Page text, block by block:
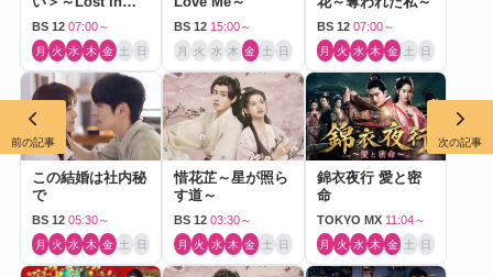
Love～
BS 12 07:00～
月 火 水 木 金 土 日
BS 12 15:00～
月 火 水 木 金 土 日
BS 12 07:00～
月 火 水 木 金 土 日
この結婚は社内秘
で
BS 12 05:30～
月 火 水 木 金 土 日
惜花芷～星が照ら
す道～
BS 12 03:30～
月 火 水 木 金 土 日
錦衣夜行 愛と密
命
TOKYO MX 11:04～
月 火 水 木 金 土 日
前の記事 次の記事